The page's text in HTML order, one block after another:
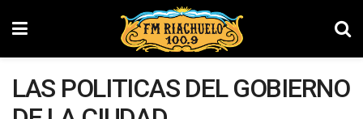
LAS POLITICAS DEL GOBIERNO